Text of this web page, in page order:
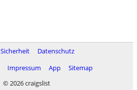
Sicherheit
Datenschutz
Impressum App
Sitemap
© 2026 craigslist